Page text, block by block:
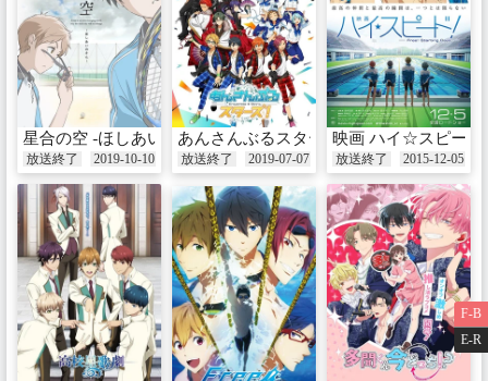
星合の空 -ほしあいのそら-
放送終了 2019-10-10
あんさんぶるスターズ！
放送終了 2019-07-07
映画 ハイ☆スピード
放送終了 2015-12-05
F-B
E-R